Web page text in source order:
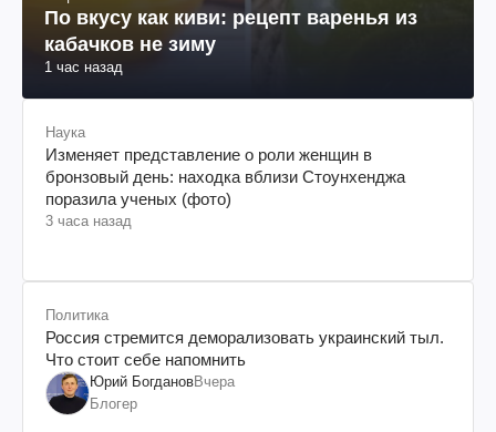
По вкусу как киви: рецепт варенья из
кабачков не зиму
1 час назад
Наука
Изменяет представление о роли женщин в
бронзовый день: находка вблизи Стоунхенджа
поразила ученых (фото)
3 часа назад
Политика
Россия стремится деморализовать украинский тыл.
Что стоит себе напомнить
Юрий БогдановВчера
Блогер